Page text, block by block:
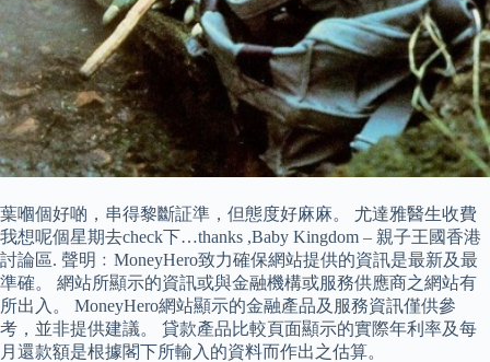
葉嗰個好啲，串得黎斷証準，但態度好麻麻。 尤達雅醫生收費
我想呢個星期去check下…thanks ,Baby Kingdom – 親子王國香港
討論區. 聲明﹕MoneyHero致力確保網站提供的資訊是最新及最
準確。 網站所顯示的資訊或與金融機構或服務供應商之網站有
所出入。 MoneyHero網站顯示的金融產品及服務資訊僅供參
考，並非提供建議。 貸款產品比較頁面顯示的實際年利率及每
月還款額是根據閣下所輸入的資料而作出之估算。